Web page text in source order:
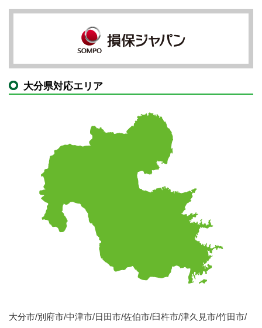
大分県対応エリア
大分市/別府市/中津市/日田市/佐伯市/臼杵市/津久見市/竹田市/